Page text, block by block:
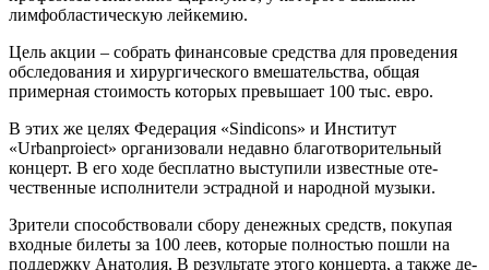
лимфоб­ластическую лейкемию.
Цель акции – собрать фи­нансовые средства для про­ведения
обследования и хи­рургического вмешательства, общая
примерная стоимость которых превышает 100 тыс. евро.
В этих же целях Федерация «Sindicons» и Институт
«Urbanproiect» ор­ганизовали недавно благотвори­тельный
концерт. В его ходе бес­платно выступили известные оте­
чественные исполнители эстрадной и народной музыки.
Зрители способствовали сбору денежных средств, покупая
вход­ные билеты за 100 леев, которые полностью пошли на
подде­ржку Анатолия. В результа­те этого концерта, а также де­